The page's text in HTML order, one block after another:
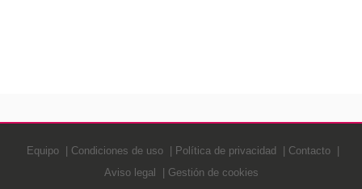
Equipo Condiciones de uso Política de privacidad
Contacto
Aviso legal
Gestión de cookies